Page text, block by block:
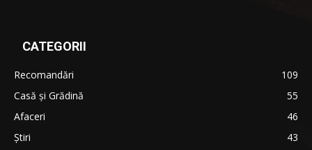
CATEGORII
Recomandări
109
Casă şi Grădină
55
Afaceri
46
Ştiri
43